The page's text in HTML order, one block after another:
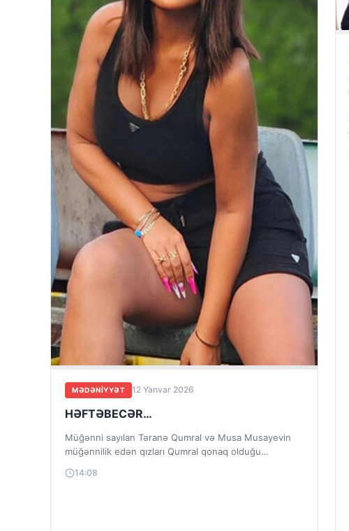
MƏDƏNIYYƏT 12 Yanvar 2026
HƏFTƏBECƏR…
Müğənni sayılan Təranə Qumral və Musa Musayevin
müğənnilik edən qızları Qumral qonaq olduğu
belə deyib: “Mən...
14:08